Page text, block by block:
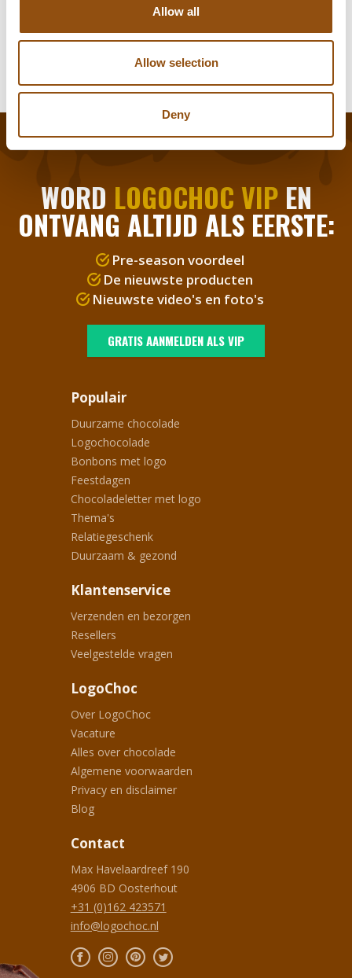
Allow all
Allow selection
Deny
noten en gluten
WORD LOGOCHOC VIPEN
ONTVANG ALTIJD ALS EERSTE:
Pre-season voordeel
De nieuwste producten
Nieuwste video's en foto's
GRATIS AANMELDEN ALS VIP
Populair
Duurzame chocolade
Logochocolade
Bonbons met logo
Feestdagen
Chocoladeletter met logo
Thema's
Relatiegeschenk
Duurzaam & gezond
Klantenservice
Verzenden en bezorgen
Resellers
Veelgestelde vragen
LogoChoc
Over LogoChoc
Vacature
Alles over chocolade
Algemene voorwaarden
Privacy en disclaimer
Blog
Contact
Max Havelaardreef 190
4906 BD Oosterhout
+31 (0)162 423571
info@logochoc.nl